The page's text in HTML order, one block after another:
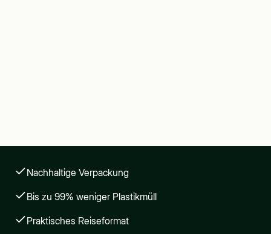
Nachhaltige Verpackung
Bis zu 99% weniger Plastikmüll
Praktisches Reiseformat